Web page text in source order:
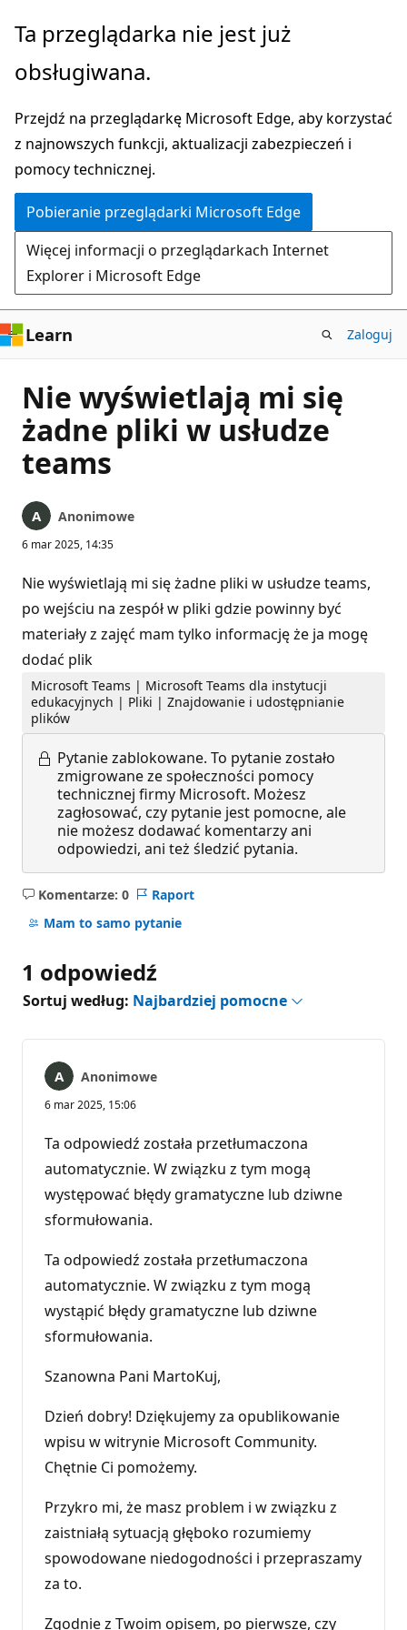
Przejdź
głównej
Ta przeglądarka nie jest już
obsługiwana.
Przejdź na przeglądarkę Microsoft Edge, aby korzystać
z najnowszych funkcji, aktualizacji zabezpieczeń i
pomocy technicznej.
Pobieranie przeglądarki Microsoft Edge
Więcej informacji o przeglądarkach Internet
Explorer i Microsoft Edge
Learn Zaloguj
Nie wyświetlają mi się
żadne pliki w usłudze
teams
Anonimowe
6 mar 2025, 14:35
Nie wyświetlają mi się żadne pliki w usłudze teams,
po wejściu na zespół w pliki gdzie powinny być
materiały z zajęć mam tylko informację że ja mogę
dodać plik
Microsoft Teams | Microsoft Teams dla instytucji
edukacyjnych | Pliki | Znajdowanie i udostępnianie
plików
Pytanie zablokowane. To pytanie zostało
zmigrowane ze społeczności pomocy
technicznej firmy Microsoft. Możesz
zagłosować, czy pytanie jest pomocne, ale
nie możesz dodawać komentarzy ani
odpowiedzi, ani też śledzić pytania.
Komentarze: 0
Brak
komentarzy
Raport
Mam to samo pytanie
1 odpowiedź
Sortuj według: Najbardziej pomocne
Anonimowe
6 mar 2025, 15:06
Ta odpowiedź została przetłumaczona
automatycznie. W związku z tym mogą
występować błędy gramatyczne lub dziwne
sformułowania.
Ta odpowiedź została przetłumaczona
automatycznie. W związku z tym mogą
wystąpić błędy gramatyczne lub dziwne
sformułowania.
Szanowna Pani MartoKuj,
Dzień dobry! Dziękujemy za opublikowanie
wpisu w witrynie Microsoft Community.
Chętnie Ci pomożemy.
Przykro mi, że masz problem i w związku z
zaistniałą sytuacją głęboko rozumiemy
spowodowane niedogodności i przepraszamy
za to.
Zgodnie z Twoim opisem, po pierwsze, czy